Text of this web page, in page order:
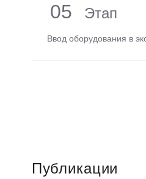
05
Ввод оборудования в
Публикации